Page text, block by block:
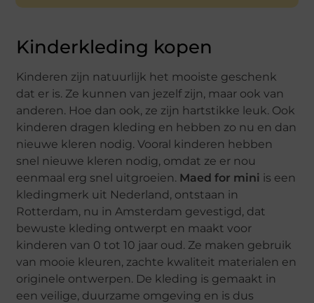
Kinderkleding kopen
Kinderen zijn natuurlijk het mooiste geschenk
dat er is. Ze kunnen van jezelf zijn, maar ook van
anderen. Hoe dan ook, ze zijn hartstikke leuk. Ook
kinderen dragen kleding en hebben zo nu en dan
nieuwe kleren nodig. Vooral kinderen hebben
snel nieuwe kleren nodig, omdat ze er nou
eenmaal erg snel uitgroeien. Maed for mini is een
kledingmerk uit Nederland, ontstaan in
Rotterdam, nu in Amsterdam gevestigd, dat
bewuste kleding ontwerpt en maakt voor
kinderen van 0 tot 10 jaar oud. Ze maken gebruik
van mooie kleuren, zachte kwaliteit materialen en
originele ontwerpen. De kleding is gemaakt in
een veilige, duurzame omgeving en is dus